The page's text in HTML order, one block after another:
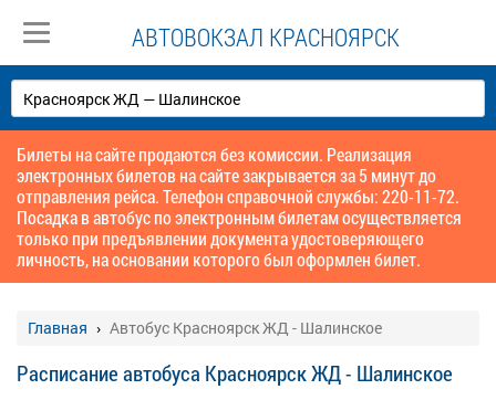
АВТОВОКЗАЛ КРАСНОЯРСК
Билеты на сайте продаются без комиссии. Реализация
электронных билетов на сайте закрывается за 5 минут до
отправления рейса. Телефон справочной службы: 220-11-72.
Посадка в автобус по электронным билетам осуществляется
только при предъявлении документа удостоверяющего
личность, на основании которого был оформлен билет.
Главная Автобус Красноярск ЖД - Шалинское
Расписание автобуса Красноярск ЖД - Шалинское